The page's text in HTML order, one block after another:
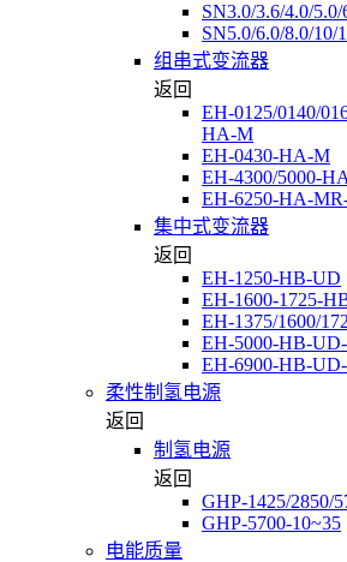
SN3.0/3.6/4.0/5.0/
SN5.0/6.0/8.0/10/
组串式变流器
返回
EH-0125/0140/
HA-M
EH-0430-HA-M
EH-4300/5000-
EH-6250-HA-
集中式变流器
返回
EH-1250-HB-UD
EH-1600-1725-
EH-1375/1600/
EH-5000-HB-
EH-6900-HB-
柔性制氢电源
返回
制氢电源
返回
GHP-1425/2850/
GHP-5700-10~35
电能质量